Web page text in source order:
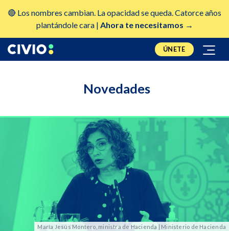
🔴 Los nombres cambian. La opacidad se queda. Catorce años
plantándole cara | Ahora te necesitamos →
ÚNETE
Novedades
María Jesús Montero, ministra de Hacienda | Ministerio de Hacienda